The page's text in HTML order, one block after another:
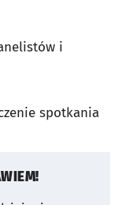
i
spotkania